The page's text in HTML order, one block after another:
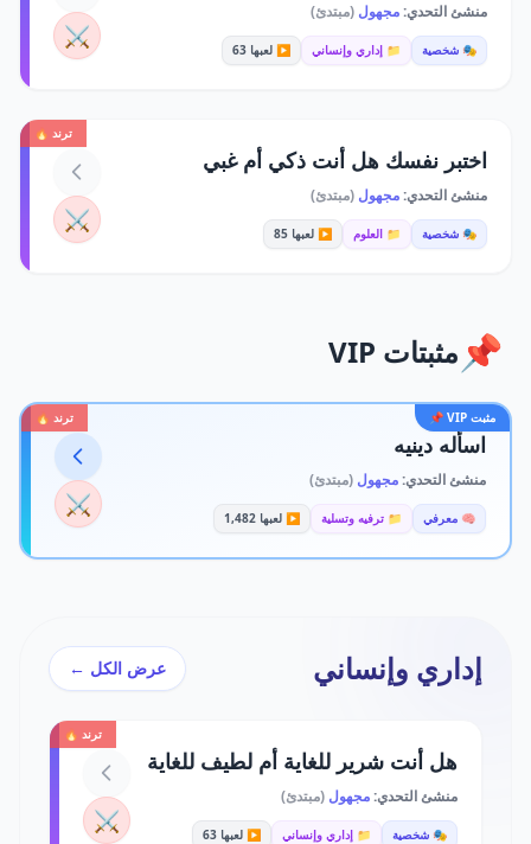
منشئ التحدي:مجهول (مبتدئ)
🎭 شخصية 📁 إداري وإنساني ▶️ لعبها 63 ⚔️
ترند 🔥
اختبر نفسك هل أنت ذكي أم غبي
منشئ التحدي:مجهول (مبتدئ)
🎭 شخصية 📁 العلوم ▶️ لعبها 85 ⚔️
📌 مثبتات VIP
مثبت VIP 📌 ترند 🔥
اسأله دينيه
منشئ التحدي:مجهول (مبتدئ)
🧠 معرفي 📁 ترفيه وتسلية ▶️ لعبها 1,482 ⚔️
إداري وإنساني عرض الكل ←
ترند 🔥
هل أنت شرير للغاية أم لطيف للغاية
منشئ التحدي:مجهول (مبتدئ)
🎭 شخصية 📁 إداري وإنساني ▶️ لعبها 63 ⚔️